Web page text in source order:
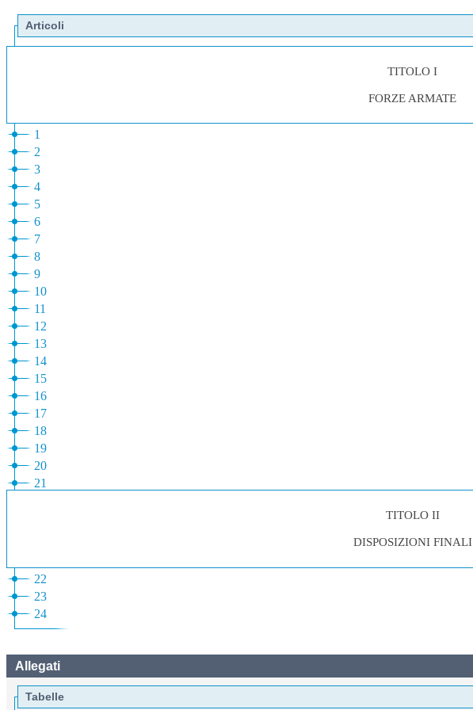
Articoli
TITOLO I
FORZE ARMATE
1
2
3
4
5
6
7
8
9
10
11
12
13
14
15
16
17
18
19
20
21
TITOLO II
DISPOSIZIONI FINALI
22
23
24
Allegati
Tabelle